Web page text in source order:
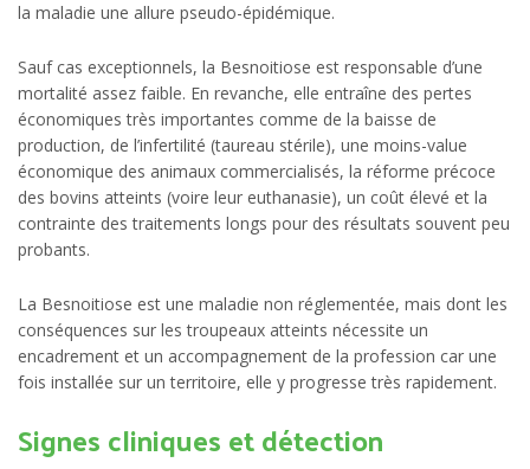
la maladie une allure pseudo-épidémique.
Sauf cas exceptionnels, la Besnoitiose est responsable d’une
mortalité assez faible. En revanche, elle entraîne des pertes
économiques très importantes comme de la baisse de
production, de l’infertilité (taureau stérile), une moins-value
économique des animaux commercialisés, la réforme précoce
des bovins atteints (voire leur euthanasie), un coût élevé et la
contrainte des traitements longs pour des résultats souvent peu
probants.
La Besnoitiose est une maladie non réglementée, mais dont les
conséquences sur les troupeaux atteints nécessite un
encadrement et un accompagnement de la profession car une
fois installée sur un territoire, elle y progresse très rapidement.
Signes cliniques et détection